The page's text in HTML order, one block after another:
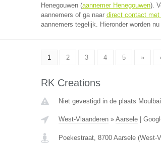
Henegouwen (aannemer Henegouwen).
aannemers of ga naar direct contact met
aannemers tegelijk. Hieronder worden
1 2 3 4 5 »
RK Creations
Niet gevestigd in de plaats
West-Vlaanderen» Aarsele|
Poekestraat, 8700 Aarsele(West-